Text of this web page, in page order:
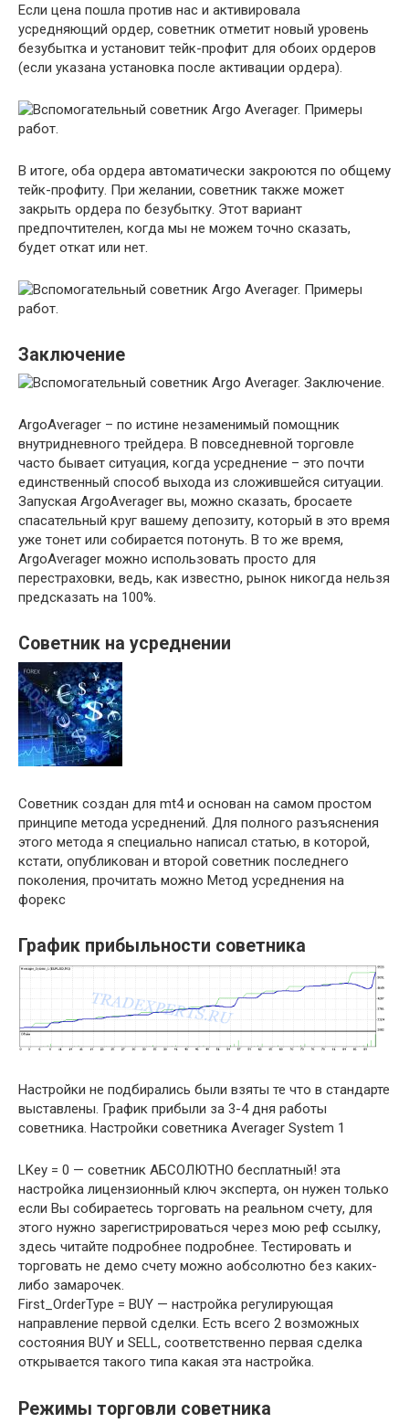
Если цена пошла против нас и активировала
усредняющий ордер, советник отметит новый уровень
безубытка и установит тейк-профит для обоих ордеров
(если указана установка после активации ордера).
В итоге, оба ордера автоматически закроются по общему
тейк-профиту. При желании, советник также может
закрыть ордера по безубытку. Этот вариант
предпочтителен, когда мы не можем точно сказать,
будет откат или нет.
Заключение
ArgoAverager – по истине незаменимый помощник
внутридневного трейдера. В повседневной торговле
часто бывает ситуация, когда усреднение – это почти
единственный способ выхода из сложившейся ситуации.
Запуская ArgoAverager вы, можно сказать, бросаете
спасательный круг вашему депозиту, который в это время
уже тонет или собирается потонуть. В то же время,
ArgoAverager можно использовать просто для
перестраховки, ведь, как известно, рынок никогда нельзя
предсказать на 100%.
Советник на усреднении
Советник создан для mt4 и основан на самом простом
принципе метода усреднений. Для полного разъяснения
этого метода я специально написал статью, в которой,
кстати, опубликован и второй советник последнего
поколения, прочитать можно Метод усреднения на
форекс
График прибыльности советника
Настройки не подбирались были взяты те что в стандарте
выставлены. График прибыли за 3-4 дня работы
советника. Настройки советника Averager System 1
LKey = 0 — советник АБСОЛЮТНО бесплатный! эта
настройка лицензионный ключ эксперта, он нужен только
если Вы собираетесь торговать на реальном счету, для
этого нужно зарегистрироваться через мою реф ссылку,
здесь читайте подробнее подробнее. Тестировать и
торговать не демо счету можно аобсолютно без каких-
либо замарочек.
First_OrderType = BUY — настройка регулирующая
направление первой сделки. Есть всего 2 возможных
состояния BUY и SELL, соответственно первая сделка
открывается такого типа какая эта настройка.
Режимы торговли советника